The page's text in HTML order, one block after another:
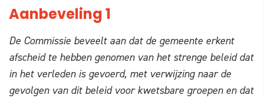
Aanbeveling 1
De Commissie beveelt aan dat de gemeente erkent
afscheid te hebben genomen van het strenge beleid dat
in het verleden is gevoerd, met verwijzing naar de
gevolgen van dit beleid voor kwetsbare groepen en dat